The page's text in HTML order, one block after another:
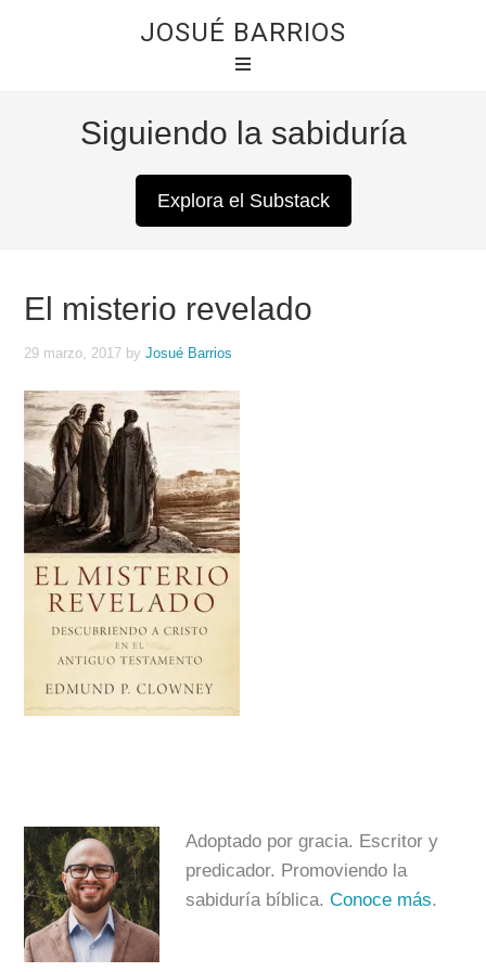
JOSUÉ BARRIOS
Siguiendo la sabiduría
Explora el Substack
El misterio revelado
29 marzo, 2017 byJosué Barrios
Adoptado por gracia. Escritor y
predicador. Promoviendo la
sabiduría bíblica.Conoce más.